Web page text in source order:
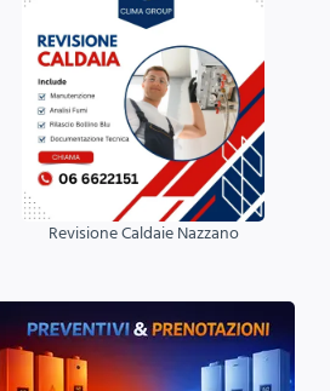
Revisione Caldaie Nazzano